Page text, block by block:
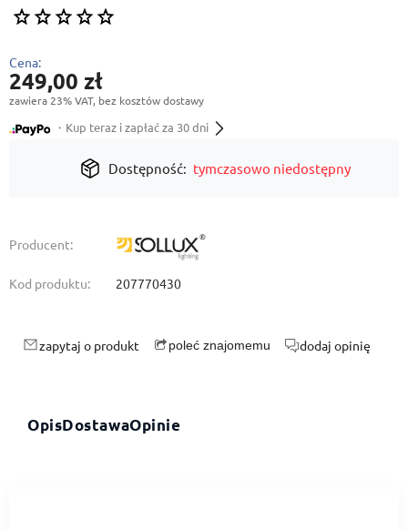
Cena:
249,00 zł
zawiera 23% VAT, bez kosztów dostawy
・Kup teraz i zapłać za 30 dni
Dostępność: tymczasowo niedostępny
Producent:
Kod produktu: 207770430
zapytaj o produkt poleć znajomemu dodaj opinię
OpisDostawaOpinie